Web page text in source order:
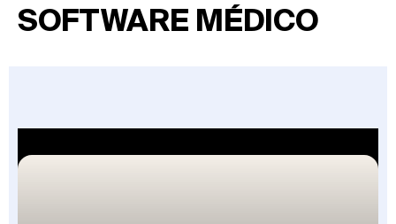
SOFTWARE MÉDICO